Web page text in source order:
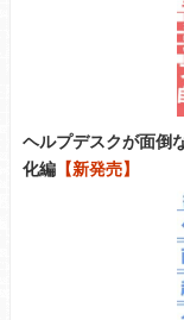
ヘルプデスクが面倒
化編 【新発売】